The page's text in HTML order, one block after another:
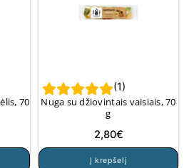
70
(1)
Nuga su džiovintais vaisiais, 70
g
2,80€
Į krepšelį